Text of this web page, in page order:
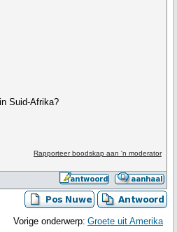
Suid-Afrika?
Rapporteer boodskap aan 'n moderator
Vorige onderwerp: Groete uit Amerika